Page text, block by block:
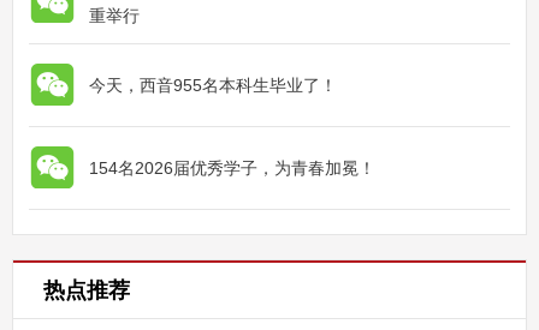
重举行
今天，西音955名本科生毕业了！
154名2026届优秀学子，为青春加冕！
热点推荐